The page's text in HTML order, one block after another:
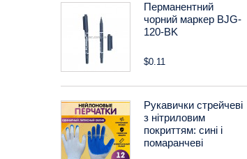
Перманентний
чорний маркер BJG-
120-BK
$0.11
Рукавички стрейчеві
з нітриловим
покриттям: сині і
помаранчеві